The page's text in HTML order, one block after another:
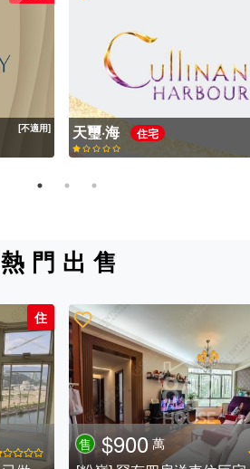
[不適用] 天璽·海 住宅
熱門出售
住
售 $900 萬